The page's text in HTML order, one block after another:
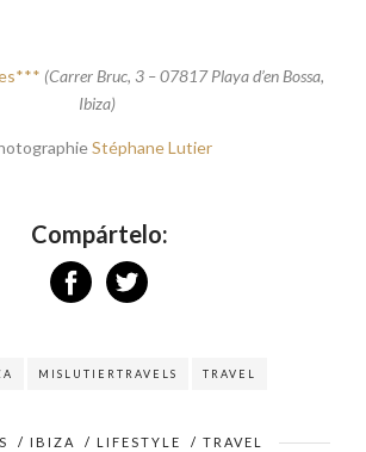
(Carrer Bruc, 3 – 07817 Playa d’en Bossa,
Ibiza)
Stéphane Lutier
Compártelo:
MISLUTIERTRAVELS TRAVEL
/ IBIZA / LIFESTYLE / TRAVEL